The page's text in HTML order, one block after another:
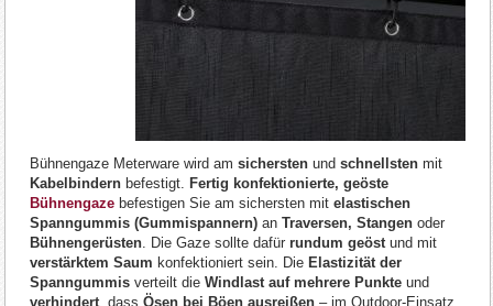
Bühnengaze Meterware wird amsichersten undschnellsten mit
Kabelbindern befestigt. Fertig konfektionierte, geöste
Bühnengaze befestigen Sie am sichersten mitelastischen
Spanngummis (Gummispannern) anTraversen, Stangen oder
Bühnengerüsten. Die Gaze sollte dafürrundum geöstund mit
verstärktem Saum konfektioniert sein. Die Elastizität der
Spanngummis verteilt dieWindlast auf mehrere Punkte und
verhindert, dassÖsen bei Böen ausreißen – im Outdoor-Einsatz